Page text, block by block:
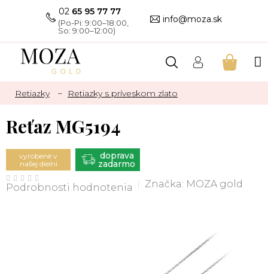
02 65 95 77 77
info@moza.sk
Retiazky Retiazky s príveskom zlato
Reťaz MG5194
vyrobené v
našej dielni
ZADARMO
Priemerné
hodnotenie
produktu
Podrobnosti hodnotenia Značka: MOZA gold